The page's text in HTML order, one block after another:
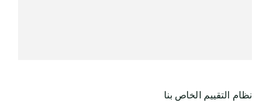
نظام التقييم الخاص بنا